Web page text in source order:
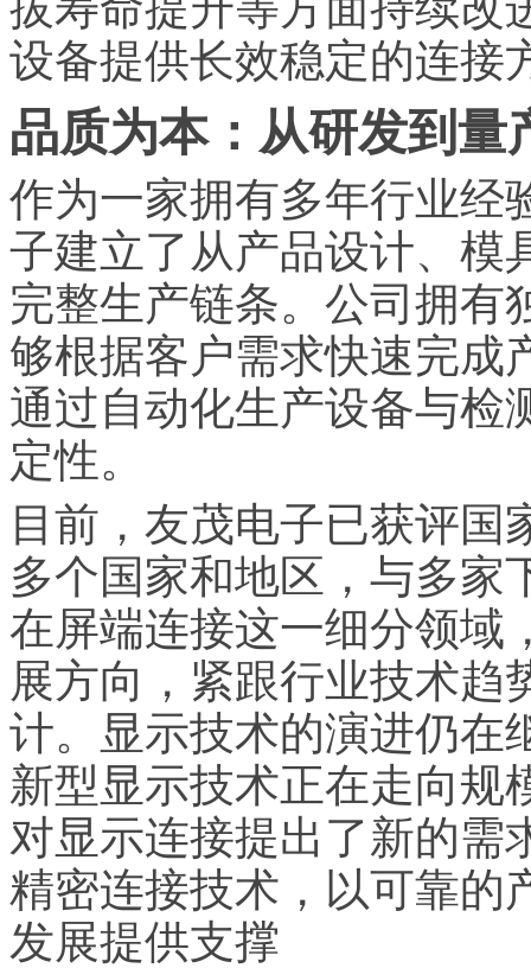
设备提供长效稳定的连接
品质为本：从研发到量
作为一家拥有多年行业经
子建立了从产品设计、模
完整生产链条。公司拥有
够根据客户需求快速完成
通过自动化生产设备与检
定性。
目前，友茂电子已获评国
多个国家和地区，与多家
在屏端连接这一细分领域
展方向，紧跟行业技术趋
计。显示技术的演进仍在
新型显示技术正在走向规
对显示连接提出了新的需
精密连接技术，以可靠的
发展提供支撑